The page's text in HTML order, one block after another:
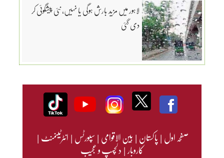
لاہور میں مزید بارش ہوگی یا نہیں، نئی پیشگوئی کر
دی گئی
صفحہ اول|پاکستان|بین الاقوامی|سپورٹس|انٹرٹینمنٹ|
کاروبار|دلچسپ و عجیب